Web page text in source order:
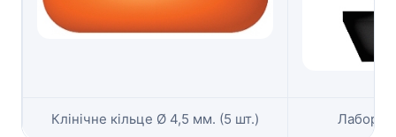
Клінічне кільце Ø 4,5 мм. (5 шт.)